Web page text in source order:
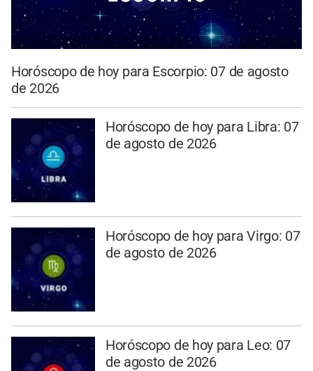
Horóscopo de hoy para Escorpio: 07 de agosto
de 2026
Horóscopo de hoy para Libra: 07
de agosto de 2026
Horóscopo de hoy para Virgo: 07
de agosto de 2026
Horóscopo de hoy para Leo: 07
de agosto de 2026